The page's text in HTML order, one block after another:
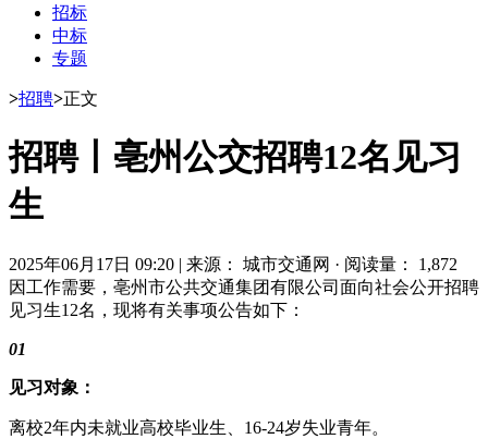
招标
中标
专题
>招聘>正文
招聘丨亳州公交招聘12名见习
生
2025年06月17日 09:20 | 来源： 城市交通网 · 阅读量： 1,872
因工作需要，亳州市公共交通集团有限公司面向社会公开招聘
见习生12名，现将有关事项公告如下：
01
见习对象：
离校2年内未就业高校毕业生、16-24岁失业青年。